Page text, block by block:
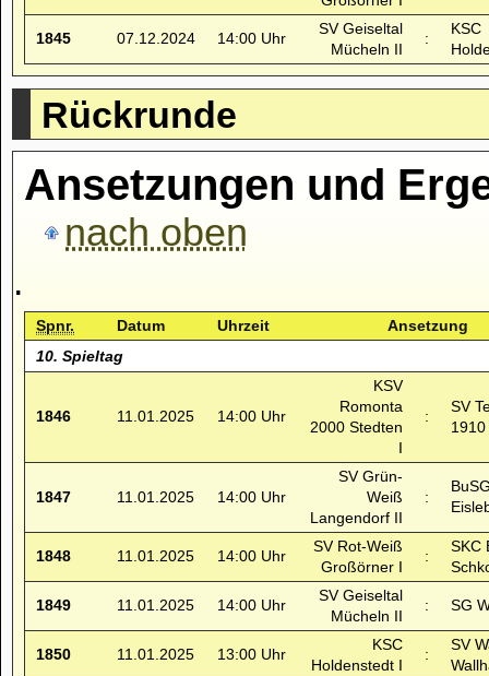
1845 07.12.2024 14:00 Uhr
SV Geiseltal
Mücheln II
:
KSC
Rückrunde
Ansetzungen und
nach oben
.
Spnr. Datum Uhrzeit
Ansetzung
10. Spieltag
1846 11.01.2025 14:00 Uhr
KSV
Romonta
2000 Stedten
I
:
SV
1910
1847 11.01.2025 14:00 Uhr
SV Grün-
Weiß
Langendorf II
:
1848 11.01.2025 14:00 Uhr
SV Rot-Weiß
Großörner I
:
SKC
1849 11.01.2025 14:00 Uhr
SV Geiseltal
Mücheln II
: SG
1850 11.01.2025 13:00 Uhr
KSC
Holdenstedt I
:
SV